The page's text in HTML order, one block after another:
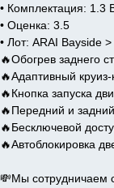
• Комплектация: 1.3
• Оценка: 3.5
• Лот: ARAI Bayside
🔥Обогрев заднего
🔥Адаптивный
🔥Кнопка запуска
🔥Передний и
🔥Бесключевой
🔥Автоблокировка
💸Мы сотрудничаем